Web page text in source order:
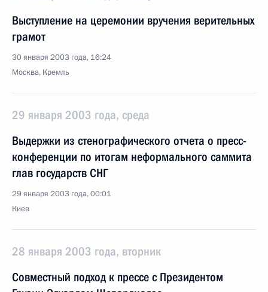
Выступление на церемонии вручения верительных
грамот
30 января 2003 года, 16:24
Москва, Кремль
29 января 2003 года, среда
Выдержки из стенографического отчета о пресс-
конференции по итогам неформального саммита
глав государств СНГ
29 января 2003 года, 00:01
Киев
28 января 2003 года, вторник
Совместный подход к прессе с Президентом